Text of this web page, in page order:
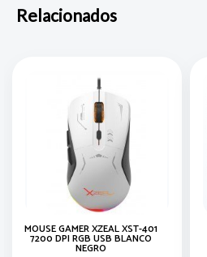
Relacionados
MOUSE GAMER XZEAL XST-401
7200 DPI RGB USB BLANCO
NEGRO